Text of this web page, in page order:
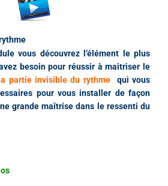
vous découvrez l’élément le plus
besoin pour réussir à maitriser le
la partie invisible du rythme
qui vous
pour vous installer de façon
grande maîtrise dans le ressenti du